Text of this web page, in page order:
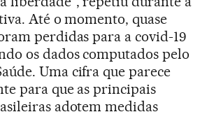
Até o momento, quase
perdidas para a covid-19
os dados computados pelo
Uma cifra que parece
para que as principais
adotem medidas